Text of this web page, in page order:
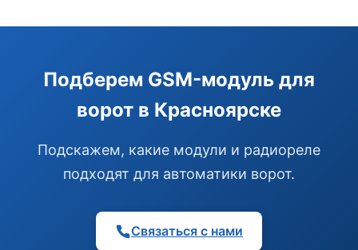
Подберем GSM-модуль для
ворот в Красноярске
Подскажем, какие модули и радиореле
подходят для автоматики ворот.
Связаться с нами
модуль управления или готовый комплект.
Подобрать сигнализацию